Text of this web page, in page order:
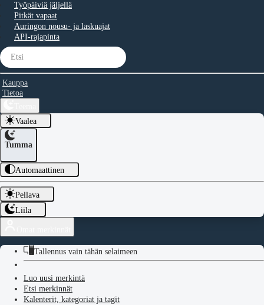
Työpäiviä jäljellä
Pitkät vapaat
Auringon nousu- ja laskuajat
API-rajapinta
Kauppa
Tietoa
Vaalea
Tumma
Automaattinen
Pellava
Liila
Tallennus vain tähän selaimeen
Luo uusi merkintä
Etsi merkinnät
Kalenterit, kategoriat ja tagit